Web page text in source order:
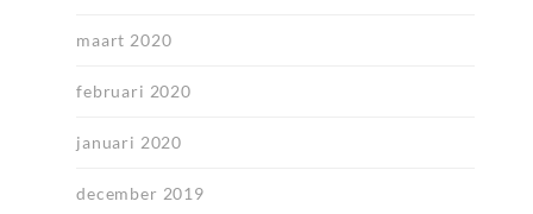
maart 2020
februari 2020
januari 2020
december 2019